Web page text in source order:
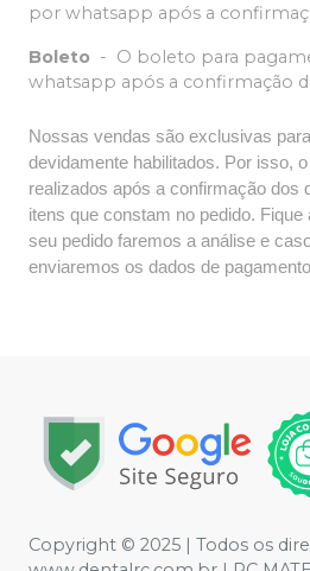
por whatsapp após a
Boleto - O boleto para
whatsapp após a confirmação
Nossas vendas são exclusivas
devidamente habilitados. Por isso,
realizados após a confirmação dos
itens que constam no pedido.
seu pedido faremos a análise e
enviaremos os dados de
Copyright © 2025 | Todos os